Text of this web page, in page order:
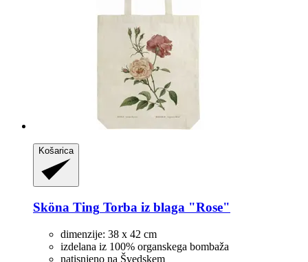
Košarica
Sköna Ting Torba iz blaga "Rose"
dimenzije: 38 x 42 cm
izdelana iz 100% organskega bombaža
natisnjeno na Švedskem